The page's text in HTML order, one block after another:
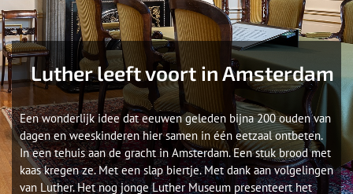
Luther leeft voort in Amsterdam
Een wonderlijk idee dat eeuwen geleden bijna 200 ouden van
dagen en weeskinderen hier samen in één eetzaal ontbeten.
In een tehuis aan de gracht in Amsterdam. Een stuk brood met
kaas kregen ze. Met een slap biertje. Met dank aan volgelingen
van Luther. Het nog jonge Luther Museum presenteert het